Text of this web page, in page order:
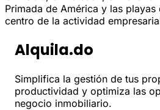
Primada de América y las playas
centro de la actividad
Alquila.do
Simplifica la gestión de tus
productividad y optimiza las
negocio inmobiliario.